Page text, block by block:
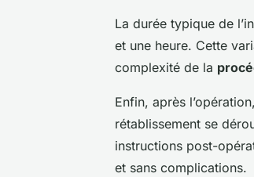
La durée typique de
et une heure. Cette
complexité de la
Enfin, après
rétablissement se
instructions post-
et sans complications.